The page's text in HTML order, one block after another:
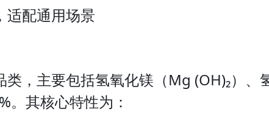
适配通用场景
，主要包括氢氧化镁（Mg (OH)₂）、
。其核心特性为：